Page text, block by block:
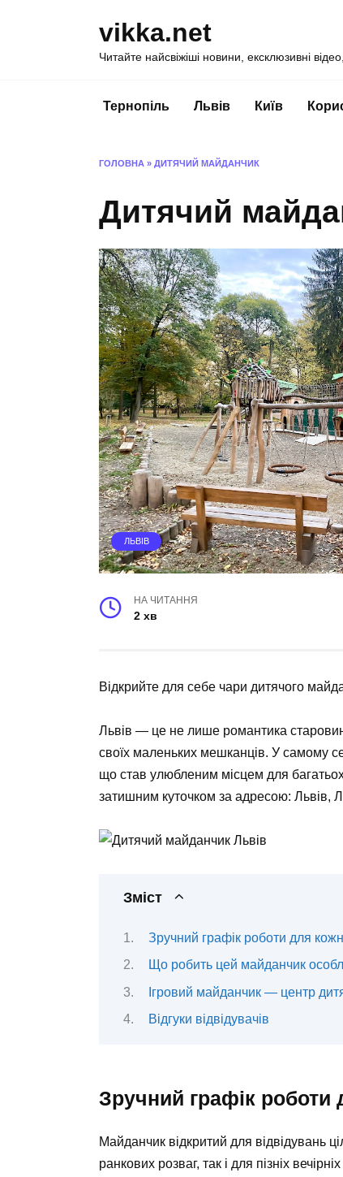
vikka.net
Читайте найсвіжіші новини, ексклюзивні
Тернопіль Львів Київ
ГОЛОВНА » ДИТЯЧИЙ МАЙДАНЧИК
Дитячий
ЛЬВІВ
НА ЧИТАННЯ
2 хв
Відкрийте для себе чари дитячого
Львів — це не лише романтика
своїх маленьких мешканців. У самому
що став улюбленим місцем для
затишним куточком за адресою: Львів,
Зміст
Зручний графік роботи для
Що робить цей майданчик
Ігровий майданчик — центр
Відгуки відвідувачів
Зручний графік роботи
Майданчик відкритий для відвідувань
ранкових розваг, так і для пізніх